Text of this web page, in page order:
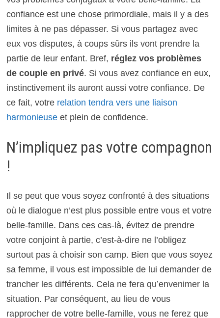
confiance est une chose primordiale, mais il y a des
limites à ne pas dépasser. Si vous partagez avec
eux vos disputes, à coups sûrs ils vont prendre la
partie de leur enfant. Bref, réglez vos problèmes
de couple en privé. Si vous avez confiance en eux,
instinctivement ils auront aussi votre confiance. De
ce fait, votre relation tendra vers une liaison
harmonieuseet plein de confidence.
N’impliquez pas votre compagnon
!
Il se peut que vous soyez confronté à des situations
où le dialogue n’est plus possible entre vous et votre
belle-famille. Dans ces cas-là, évitez de prendre
votre conjoint à partie, c’est-à-dire ne l’obligez
surtout pas à choisir son camp. Bien que vous soyez
sa femme, il vous est impossible de lui demander de
trancher les différents. Cela ne fera qu’envenimer la
situation. Par conséquent, au lieu de vous
rapprocher de votre belle-famille, vous ne ferez que